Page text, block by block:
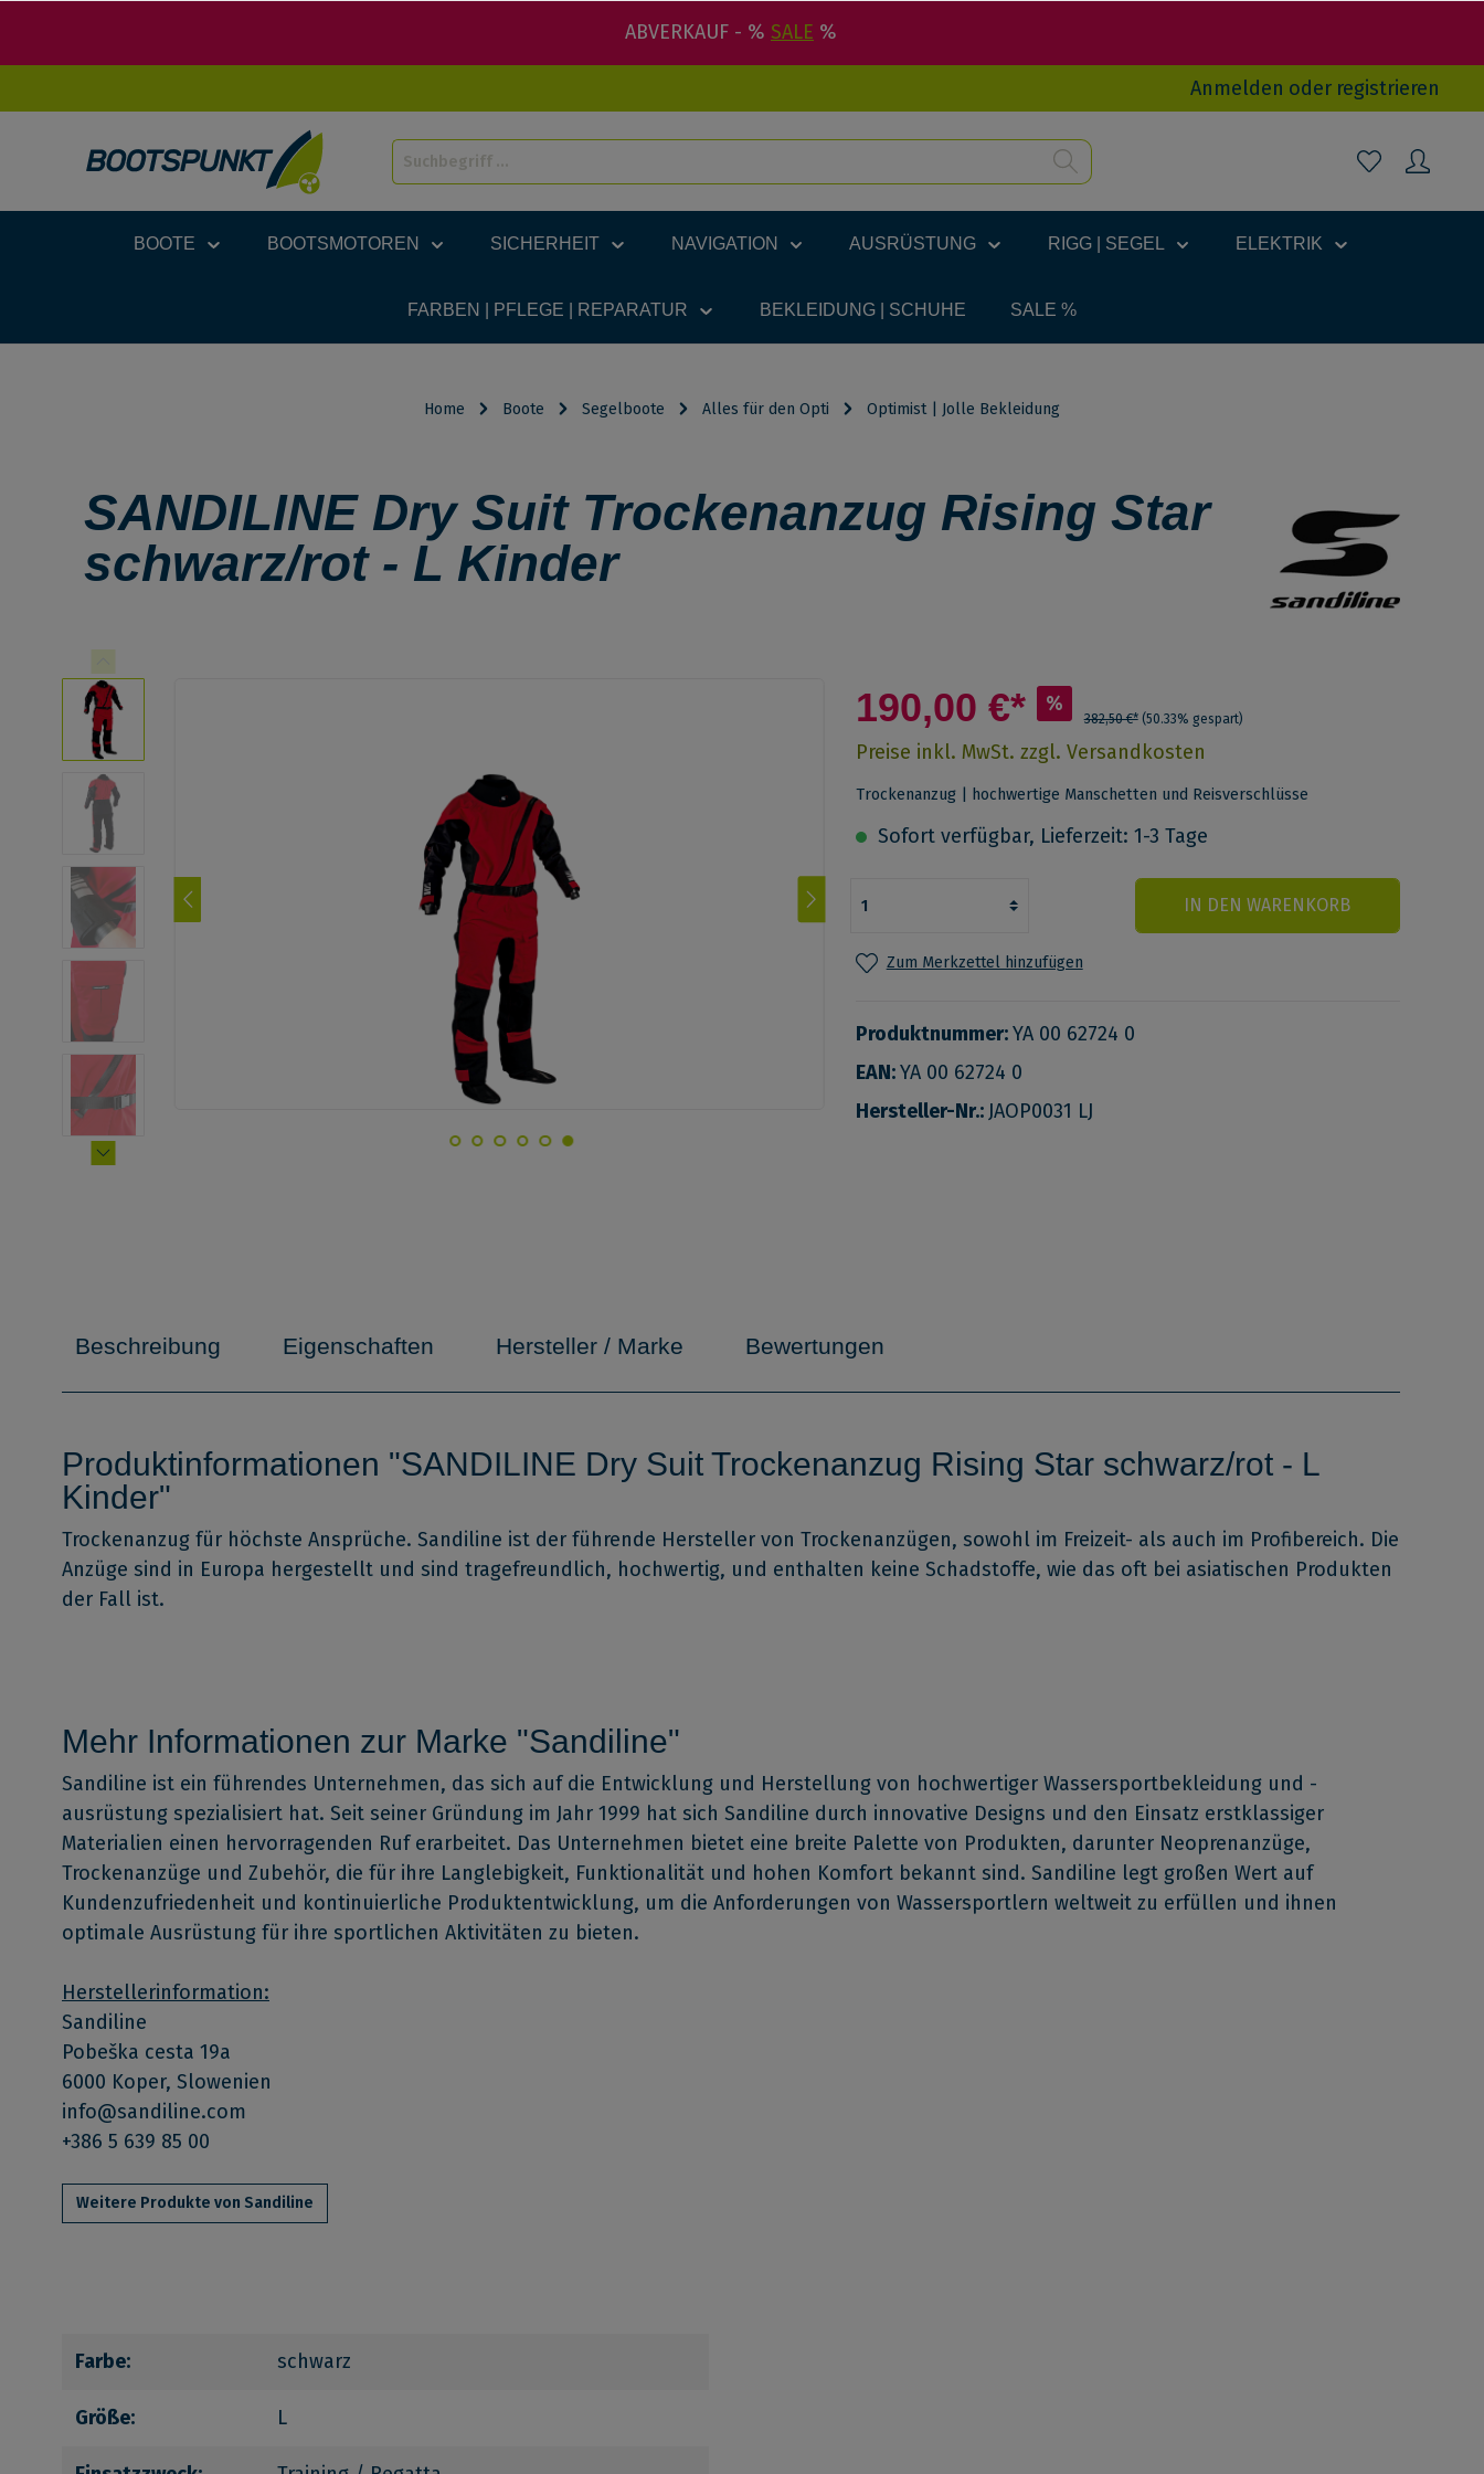
ABVERKAUF - % SALE %
Anmelden oder registrieren
BOOTE BOOTSMOTOREN SICHERHEIT NAVIGATION AUSRÜSTUNG RIGG | SEGEL ELEKTRIK
FARBEN | PFLEGE | REPARATUR BEKLEIDUNG | SCHUHE SALE %
Home Boote Segelboote Alles für den Opti Optimist | Jolle Bekleidung
SANDILINE Dry Suit Trockenanzug Rising Star
schwarz/rot - L Kinder
190,00 €* %
382,50 €* (50.33% gespart)
Preise inkl. MwSt. zzgl. Versandkosten
Trockenanzug | hochwertige Manschetten und Reisverschlüsse
Sofort verfügbar, Lieferzeit: 1-3 Tage
IN DEN WARENKORB
Zum Merkzettel hinzufügen
Produktnummer:YA 00 62724 0
EAN:YA 00 62724 0
Hersteller-Nr.: JAOP0031 LJ
Beschreibung Eigenschaften Hersteller / Marke Bewertungen
Produktinformationen "SANDILINE Dry Suit Trockenanzug Rising Star schwarz/rot - L
Kinder"
Trockenanzug für höchste Ansprüche. Sandiline ist der führende Hersteller von Trockenanzügen, sowohl im Freizeit- als auch im Profibereich. Die
Anzüge sind in Europa hergestellt und sind tragefreundlich, hochwertig, und enthalten keine Schadstoffe, wie das oft bei asiatischen Produkten
der Fall ist.
Mehr Informationen zur Marke "Sandiline"
Sandiline ist ein führendes Unternehmen, das sich auf die Entwicklung und Herstellung von hochwertiger Wassersportbekleidung und -
ausrüstung spezialisiert hat. Seit seiner Gründung im Jahr 1999 hat sich Sandiline durch innovative Designs und den Einsatz erstklassiger
Materialien einen hervorragenden Ruf erarbeitet. Das Unternehmen bietet eine breite Palette von Produkten, darunter Neoprenanzüge,
Trockenanzüge und Zubehör, die für ihre Langlebigkeit, Funktionalität und hohen Komfort bekannt sind. Sandiline legt großen Wert auf
Kundenzufriedenheit und kontinuierliche Produktentwicklung, um die Anforderungen von Wassersportlern weltweit zu erfüllen und ihnen
optimale Ausrüstung für ihre sportlichen Aktivitäten zu bieten.
Herstellerinformation:
Sandiline
Pobeška cesta 19a
6000 Koper, Slowenien
info@sandiline.com
+386 5 639 85 00
Weitere Produkte von Sandiline
Farbe: schwarz
Größe: L